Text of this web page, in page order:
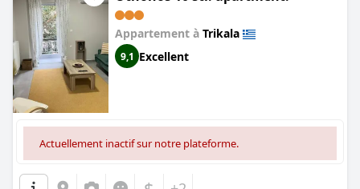
Appartement à Trikala
9,1 Excellent
Actuellement inactif sur notre plateforme.